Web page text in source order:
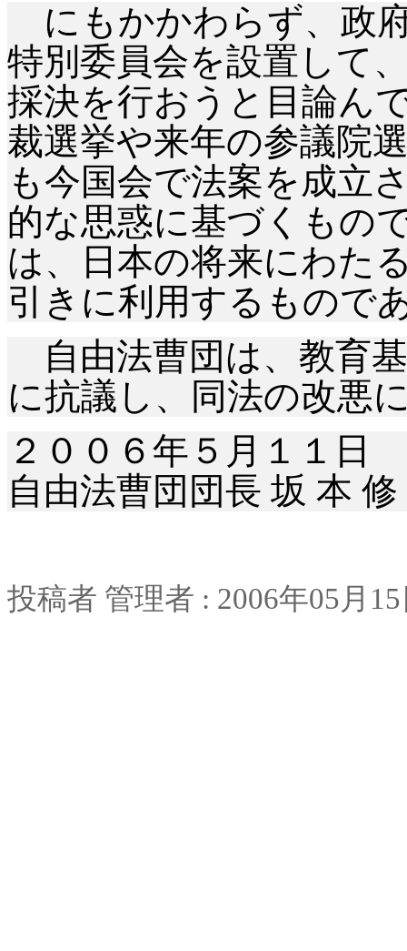
にもかかわらず、政
特別委員会を設置して
採決を行おうと目論ん
裁選挙や来年の参議院
も今国会で法案を成立
的な思惑に基づくもの
は、日本の将来にわた
引きに利用するもので
自由法曹団は、教育
に抗議し、同法の改悪
２００６年５月１１日
自由法曹団団長 坂 本 修
投稿者 管理者 : 2006年05月 15